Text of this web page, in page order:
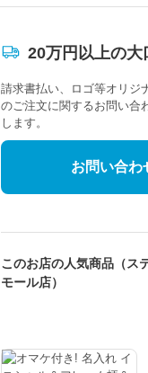
20万円以上の大
請求書払い、ロゴ等オリジ
のご注文に関するお問い合
します。
お問い合わ
このお店の人気商品（ス
モール店）